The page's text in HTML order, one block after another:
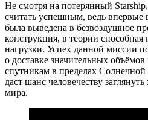
Не смотря на потерянный
считать успешным, ведь впервые
была выведена в безвоздушное
конструкция, в теории способная
нагрузки. Успех данной миссии
о доставке значительных
спутникам в пределах
даст шанс человечеству
мира.